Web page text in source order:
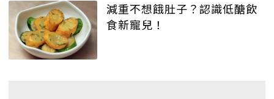
減重不想餓肚子？認識低醣飲
食新寵兒！